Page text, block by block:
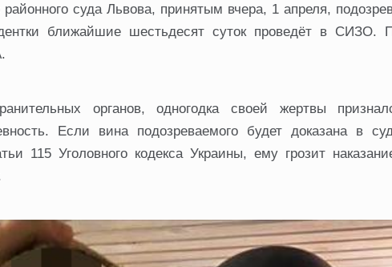
суда Львова, принятым вчера, 1 апреля,
ближайшие шестьдесят суток проведёт в СИЗО.
органов, одногодка своей жертвы
Если вина подозреваемого будет доказана в
115 Уголовного кодекса Украины, ему грозит